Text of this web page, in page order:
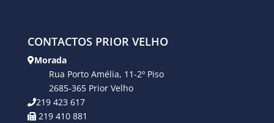
CONTACTOS PRIOR VELHO
Morada
Rua Porto Amélia, 11-2º Piso
2685-365 Prior Velho
219 423 617
219 410 881